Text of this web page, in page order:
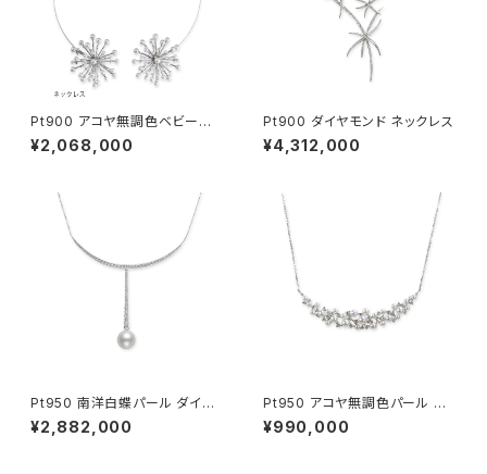
Pt900 アコヤ無調色ベビーパ
ール ダイヤモンド ネックレス・
ブローチ・ペンダントヘッド
¥2,068,000
Pt900 ダイヤモンド ネックレス
¥4,312,000
Pt950 南洋白蝶パール ダイヤ
モンド ネックレス
¥2,882,000
Pt950 アコヤ無調色パール ダ
イヤモンド ペンダントネックレス
¥990,000